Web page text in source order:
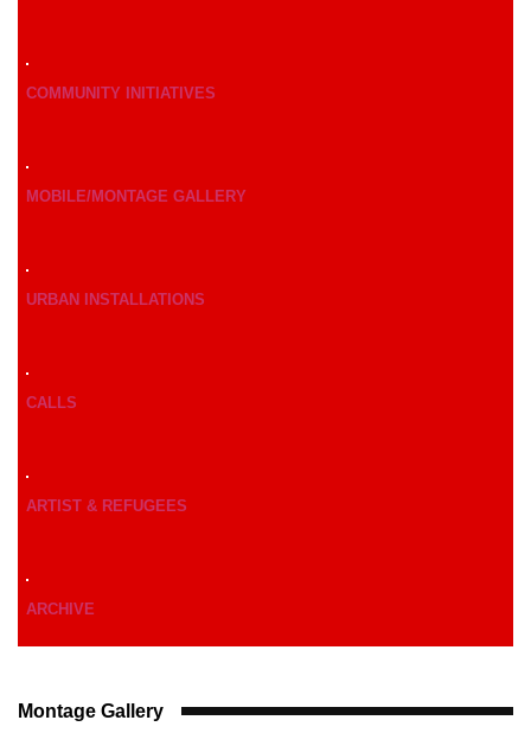
COMMUNITY INITIATIVES
MOBILE/MONTAGE GALLERY
URBAN INSTALLATIONS
CALLS
ARTIST & REFUGEES
ARCHIVE
Montage Gallery